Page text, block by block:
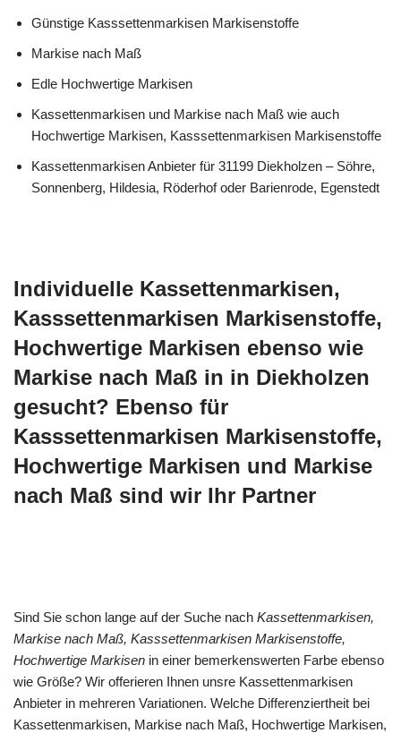
Günstige Kasssettenmarkisen Markisenstoffe
Markise nach Maß
Edle Hochwertige Markisen
Kassettenmarkisen und Markise nach Maß wie auch
Hochwertige Markisen, Kasssettenmarkisen Markisenstoffe
Kassettenmarkisen Anbieter für 31199 Diekholzen – Söhre,
Sonnenberg, Hildesia, Röderhof oder Barienrode, Egenstedt
Individuelle Kassettenmarkisen,
Kasssettenmarkisen Markisenstoffe,
Hochwertige Markisen ebenso wie
Markise nach Maß in in Diekholzen
gesucht? Ebenso für
Kasssettenmarkisen Markisenstoffe,
Hochwertige Markisen und Markise
nach Maß sind wir Ihr Partner
Sind Sie schon lange auf der Suche nach Kassettenmarkisen,
Markise nach Maß, Kasssettenmarkisen Markisenstoffe,
Hochwertige Markisen in einer bemerkenswerten Farbe ebenso
wie Größe? Wir offerieren Ihnen unsre Kassettenmarkisen
Anbieter in mehreren Variationen. Welche Differenziertheit bei
Kassettenmarkisen, Markise nach Maß, Hochwertige Markisen,